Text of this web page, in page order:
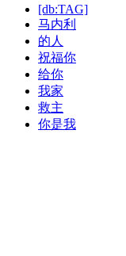
[db:TAG]
马内利
的人
祝福你
给你
我家
救主
你是我